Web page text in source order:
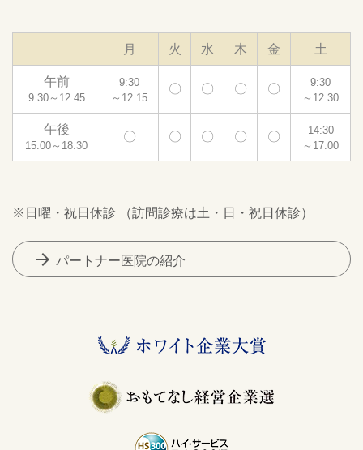
月 火 水 木 金 土
午前
9:30～12:45
9:30
～12:15
〇 〇 〇 〇
9:30
～12:30
午後
15:00～18:30
〇 〇 〇 〇 〇
14:30
～17:00
※日曜・祝日休診 （訪問診療は土・日・祝日休診）
arrow_forward パートナー医院の紹介